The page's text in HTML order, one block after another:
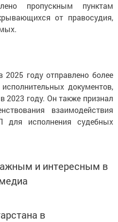
пропускным пунктам
от правосудия,
году отправлено более
документов,
2023 году. Он также признал
взаимодействия
исполнения судебных
и интересным в
в